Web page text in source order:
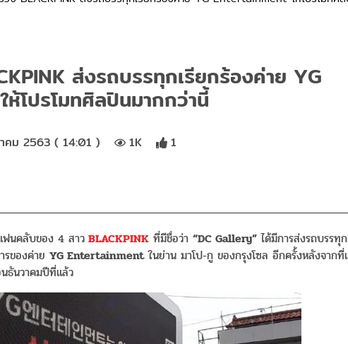
ส่งรถบรรทุกเรียกร้องค่าย YG
โปรโมทศิลปินมากกว่านี้
คม 2563 ( 14:01 ) 1K 1
นคลับของ 4 สาว BLACKPINK ที่มีชื่อว่า “DC Gallery” ได้มีการส่งรถบรรทุ
ของค่าย YG Entertainmentในย่าน มาโป-กู ของกรุงโซล อีกครั้งหลังจากที่
ธันวาคมปีที่แล้ว